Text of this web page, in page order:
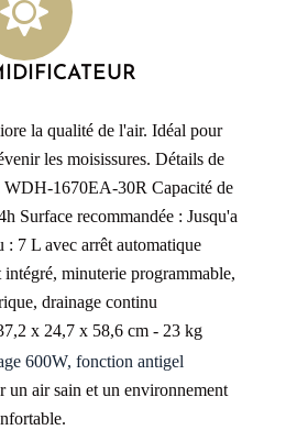
la qualité de l'air. Idéal pour
les moisissures. Détails de
WDH-1670EA-30R Capacité de
Surface recommandée : Jusqu'a
: 7 L avec arrêt automatique
minuterie programmable,
drainage continu
x 24,7 x 58,6 cm - 23 kg
600W, fonction antigel
un air sain et un environnement